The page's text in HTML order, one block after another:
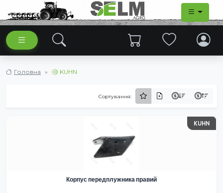
Головна KUHN
Сортування:
KUHN
Корпус передплужника правий